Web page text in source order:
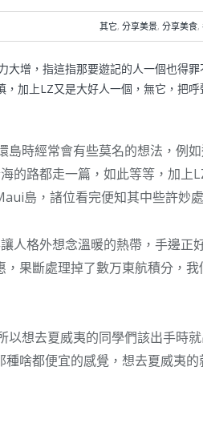
其它, 分享美景, 分享美食,
大增，指這指那要遊記的人一個也得
加上LZ又是大好人一個，無它，把
時經常會有些莫名的想法，例
的路都走一篇，如此等等，加上
島，諸位看完便知其中些許妙處
人格外想念溫暖的熱帶，手邊正
果斷處理掉了數万東航積分，
想去夏威夷的同學們該出手時
啥都便宜的感覺，想去夏威夷